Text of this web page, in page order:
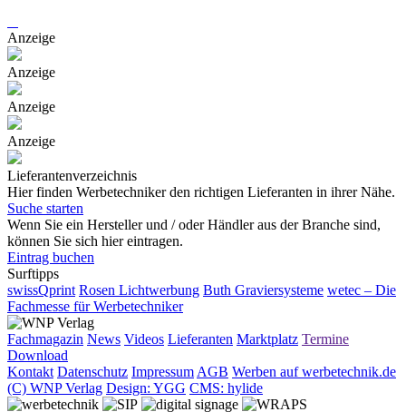
Anzeige
Anzeige
Anzeige
Anzeige
Lieferantenverzeichnis
Hier finden Werbetechniker den richtigen Lieferanten in ihrer Nähe.
Suche starten
Wenn Sie ein Hersteller und / oder Händler aus der Branche sind,
können Sie sich hier eintragen.
Eintrag buchen
Surftipps
swissQprint Rosen Lichtwerbung Buth Graviersysteme wetec – Die
Fachmesse für Werbetechniker
Fachmagazin News Videos Lieferanten Marktplatz Termine
Download
Kontakt Datenschutz Impressum AGB Werben auf werbetechnik.de
(C) WNP Verlag Design: YGG CMS: hylide